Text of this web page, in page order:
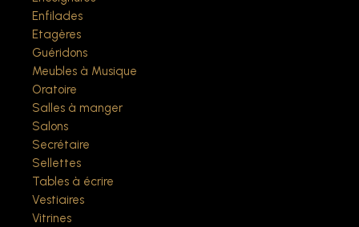
Enfilades
Etagères
Guéridons
Meubles à Musique
Oratoire
Salles à manger
Salons
Secrétaire
Sellettes
Tables à écrire
Vestiaires
Vitrines